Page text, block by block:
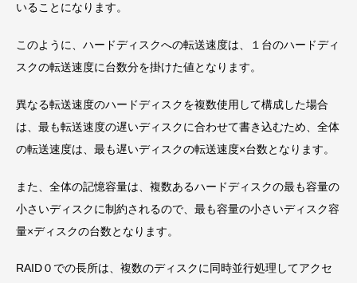
いることになります。
このように、ハードディスクへの転送速度は、１台のハードディ
スクの転送速度に台数分を掛けた値となります。
異なる転送速度のハードディスクを複数使用して構成した場合
は、最も転送速度の遅いディスクに合わせて書き込むため、全体
の転送速度は、最も遅いディスクの転送速度×台数となります。
また、全体の記憶容量は、複数あるハードディスクの最も容量の
小さいディスクに制約されるので、最も容量の小さいディスク容
量×ディスクの台数となります。
RAID０での長所は、複数のディスクに同時並行処理してアクセ